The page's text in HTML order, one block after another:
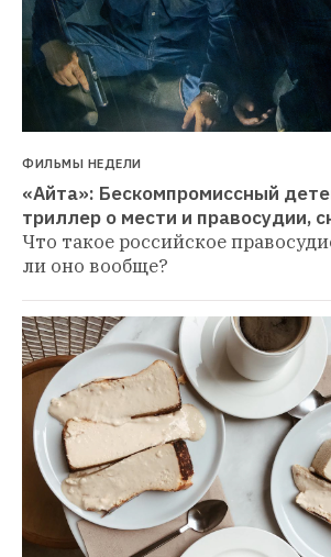
ФИЛЬМЫ НЕДЕЛИ
«Айта»: Бескомпромиссный
триллер о мести и правосудии,
Что такое российское
ли оно вообще?